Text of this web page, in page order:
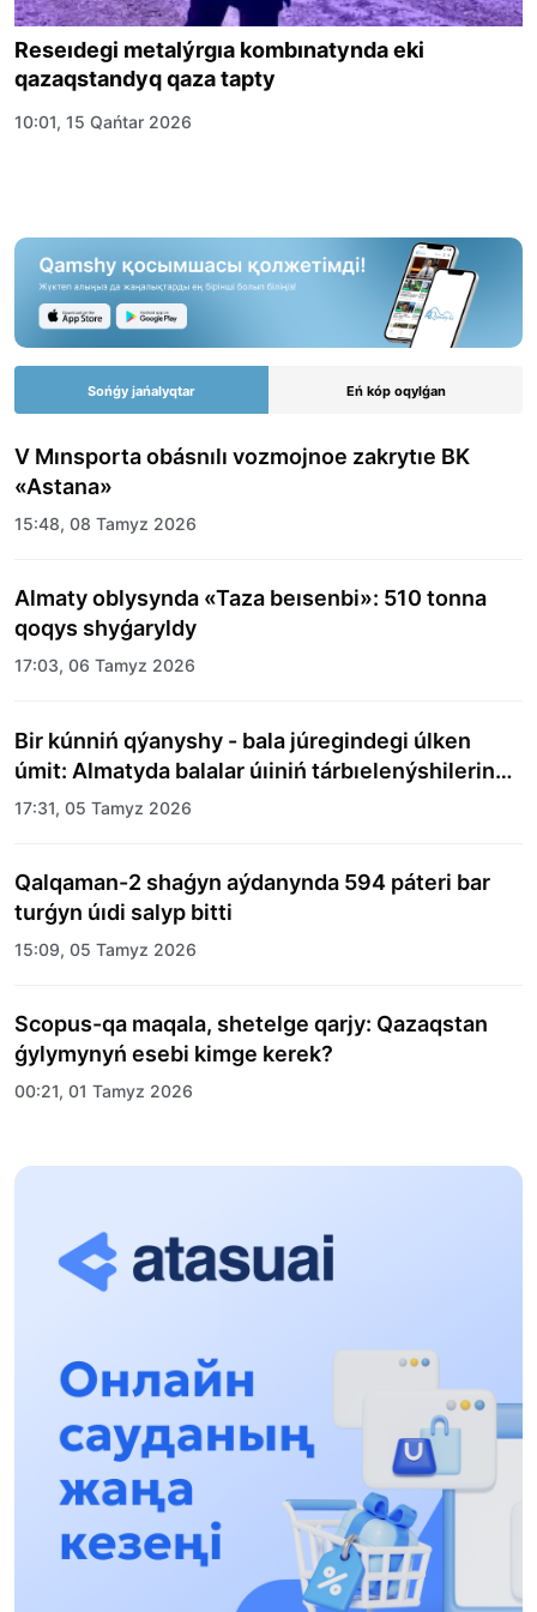
Reseıdegi metalýrgıa kombınatynda eki
qazaqstandyq qaza tapty
10:01, 15 Qańtar 2026
Sońǵy jańalyqtar Eń kóp oqylǵan
V Mınsporta obásnılı vozmojnoe zakrytıe BK
«Astana»
15:48, 08 Tamyz 2026
Almaty oblysynda «Taza beısenbi»: 510 tonna
qoqys shyǵaryldy
17:03, 06 Tamyz 2026
Bir kúnniń qýanyshy - bala júregindegi úlken
úmit: Almatyda balalar úıiniń tárbıelenýshilerine
merekelik kún uıymdastyryldy
17:31, 05 Tamyz 2026
Qalqaman-2 shaǵyn aýdanynda 594 páteri bar
turǵyn úıdi salyp bitti
15:09, 05 Tamyz 2026
Scopus-qa maqala, shetelge qarjy: Qazaqstan
ǵylymynyń esebi kimge kerek?
00:21, 01 Tamyz 2026
«Zań kerýeni» jobasy: Abaı oblysynda quqyqtyq
17:31, 31 Shilde 2026
13:13, 30 Shilde 2026
Asqat Asylbekov: Kúshti bılikke kúshti tulǵalar
kerek!
12:01, 28 Shilde 2026
Abzal Dostıar: Dýman Muhametkárimdi Almaty